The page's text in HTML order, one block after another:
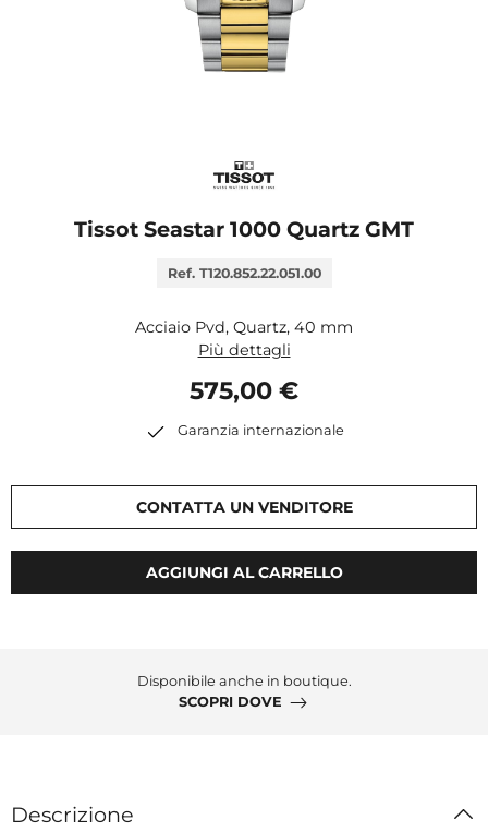
Tissot Seastar 1000 Quartz GMT
Ref. T120.852.22.051.00
Acciaio Pvd, Quartz, 40 mm
Più dettagli
575,00 €
Garanzia internazionale
CONTATTA UN VENDITORE
AGGIUNGI AL CARRELLO
Disponibile anche in boutique.
SCOPRI DOVE
Descrizione